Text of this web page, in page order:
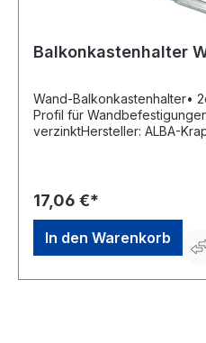
Balkonkastenhalter
Wand-Balkonkastenhalter• 2er-Set • Mit 27
Profil für Wandbefestigungen •
verzinktHersteller: ALBA-
17,06 €*
In den Warenkorb